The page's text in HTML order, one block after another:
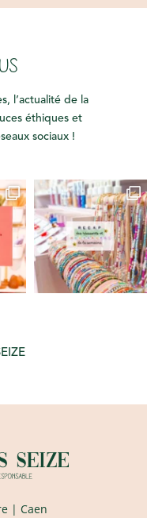
l’actualité de la
éthiques et
sociaux !
| Caen